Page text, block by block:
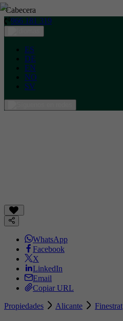
Cabecera
966 181 319
ES
DE
EN
NO
SV
WhatsApp
Facebook
X
LinkedIn
Email
Copiar URL
Propiedades Alicante Finestrat